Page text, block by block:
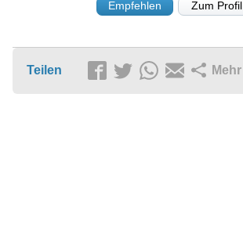
Empfehlen Zum Profil
Teilen Mehr